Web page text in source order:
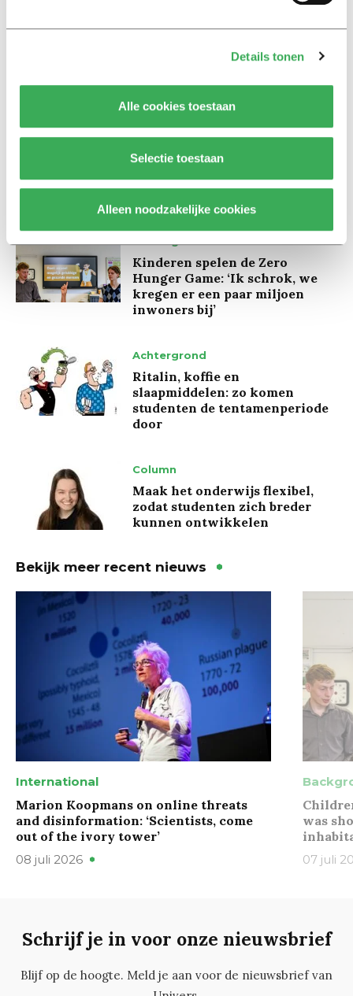
Details tonen
Alle cookies toestaan
Selectie toestaan
Alleen noodzakelijke cookies
Interview
bedreigingen en desinformatie:
‘Wetenschappers, kom die
Kinderen spelen de Zero
Hunger Game: ‘Ik schrok, we
kregen er een paar miljoen
inwoners bij’
Achtergrond
Ritalin, koffie en
slaapmiddelen: zo komen
studenten de tentamenperiode
door
Column
Maak het onderwijs flexibel,
zodat studenten zich breder
kunnen ontwikkelen
Bekijk meer recent nieuws
International
Marion Koopmans on online threats
and disinformation: ‘Scientists, come
out of the ivory tower’
08 juli 2026
was
07 juli
Schrijf je in voor onze nieuwsbrief
Blijf op de hoogte. Meld je aan voor de nieuwsbrief van